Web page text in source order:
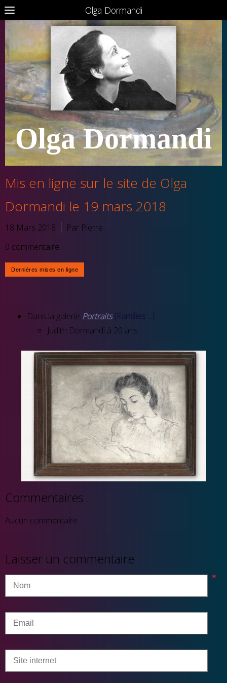
Olga Dormandi
Olga Dormandi
Mis en ligne sur le site de Olga
Dormandi le 19 mars 2018
18 Mars 2018
Par Pierre
0 commentaire
Dans la galerie Portraits(Familles ...)
Judith Dormandi à 20 ans
Commentaires
Aucun commentaire
Laisser un commentaire